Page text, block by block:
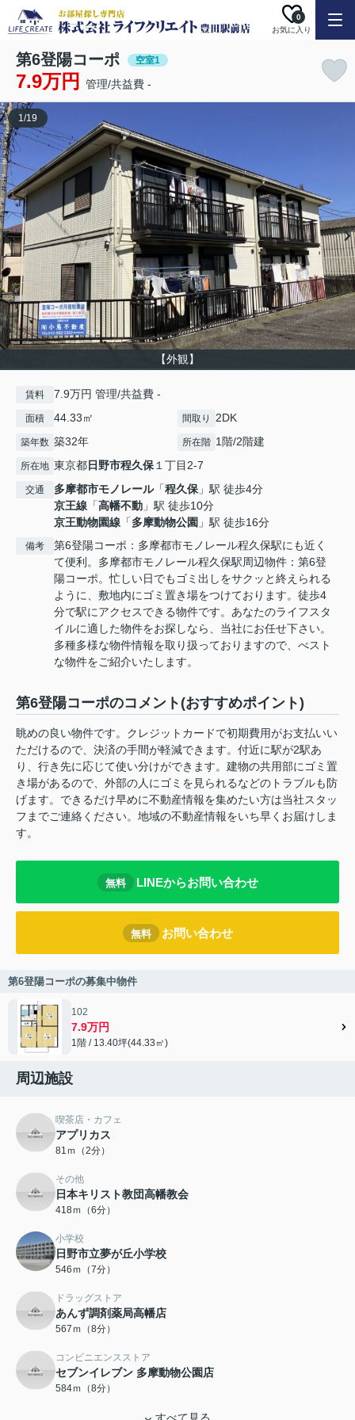
お気に入り
0
第6登陽コーポ 空室1
7.9万円 管理/共益費 -
【外観】
1/19
賃料 7.9万円 管理/共益費 -
面積 44.33㎡ 間取り 2DK
築年数 築32年 所在階 1階/2階建
所在地 東京都日野市程久保１丁目2-7
交通 多摩都市モノレール「程久保」駅 徒歩4分
京王線 「高幡不動 」駅 徒歩10分
京王動物園線 「多摩動物公園 」駅 徒歩16分
備考
第6登陽コーポ：多摩都市モノレール程久保駅にも近く
て便利。多摩都市モノレール程久保駅周辺物件：第6登
陽コーポ。忙しい日でもゴミ出しをサクッと終えられる
ように、敷地内にゴミ置き場をつけております。徒歩4
分で駅にアクセスできる物件です。あなたのライフスタ
イルに適した物件をお探しなら、当社にお任せ下さい。
多種多様な物件情報を取り扱っておりますので、べスト
な物件をご紹介いたします。
第6登陽コーポのコメント(おすすめポイント)
眺めの良い物件です。クレジットカードで初期費用がお支払いい
ただけるので、決済の手間が軽減できます。付近に駅が2駅あ
り、行き先に応じて使い分けができます。建物の共用部にゴミ置
き場があるので、外部の人にゴミを見られるなどのトラブルも防
げます。できるだけ早めに不動産情報を集めたい方は当社スタッ
フまでご連絡ください。地域の不動産情報をいち早くお届けしま
す。
無料 LINEからお問い合わせ
無料 お問い合わせ
第6登陽コーポの募集中物件
102
7.9万円
1階 / 13.40坪(44.33㎡)
周辺施設
喫茶店・カフェ
アプリカス
81ｍ（2分）
その他
日本キリスト教団高幡教会
418ｍ（6分）
小学校
日野市立夢が丘小学校
546ｍ（7分）
ドラッグストア
あんず調剤薬局高幡店
567ｍ（8分）
コンビニエンスストア
セブンイレブン 多摩動物公園店
584ｍ（8分）